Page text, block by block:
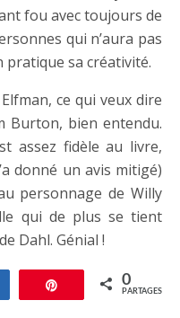
fou avec toujours de
qui n’aura pas
pratique sa créativité.
ce qui veux dire
Burton, bien entendu.
assez fidèle au livre,
donné un avis mitigé)
personnage de Willy
qui de plus se tient
Dahl. Génial !
Épingle 0
PARTAGES